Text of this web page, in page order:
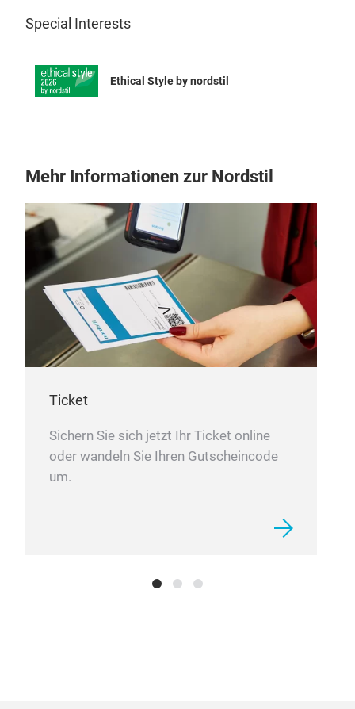
Special Interests
Ethical Style by nordstil
Mehr Informationen zur Nordstil
Ticket
Sichern Sie sich jetzt Ihr Ticket online
oder wandeln Sie Ihren Gutscheincode
um.